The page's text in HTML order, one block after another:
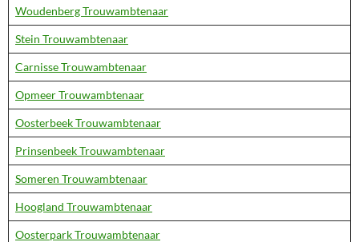
Woudenberg Trouwambtenaar
Stein Trouwambtenaar
Carnisse Trouwambtenaar
Opmeer Trouwambtenaar
Oosterbeek Trouwambtenaar
Prinsenbeek Trouwambtenaar
Someren Trouwambtenaar
Hoogland Trouwambtenaar
Oosterpark Trouwambtenaar